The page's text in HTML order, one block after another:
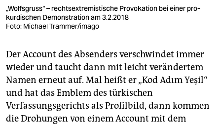
„Wolfsgruss“ – rechtsextremistische Provokation bei einer pro-
kurdischen Demonstration am 3.2.2018
Foto: Michael Trammer/imago
Der Account des Absenders verschwindet immer
wieder und taucht dann mit leicht verändertem
Namen erneut auf. Mal heißt er „Kod Adım Yeşil“
und hat das Emblem des türkischen
Verfassungsgerichts als Profilbild, dann kommen
die Drohungen von einem Account mit dem